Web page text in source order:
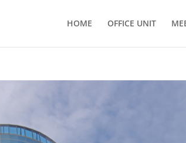
HOME OFFICE UNIT